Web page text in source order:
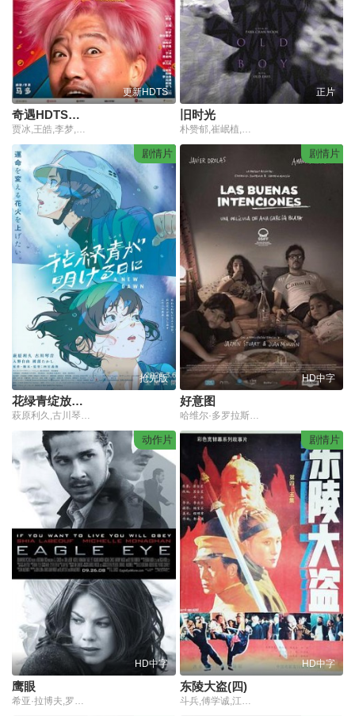
更新HDTS
奇遇HDTS预览版
正片
旧时光
剧情片
抢先版
花绿青绽放之日‎
剧情片
HD中字
好意图
哈维尔·多罗拉斯,Jazmín,Stuart,Amanda,Minujin,Sebastián,Arzeno,Ezequiel,Fontenla,Carmela,胡安·米努欣,Juan,Pablo,Miller
动作片
HD中字
鹰眼
希亚·拉博夫,罗莎里奥·道森,米歇尔·莫纳汉,比利·鲍伯·松顿,伊桑·恩布里
剧情片
HD中字
东陵大盗(四)
斗兵,傅学诚,江华霖